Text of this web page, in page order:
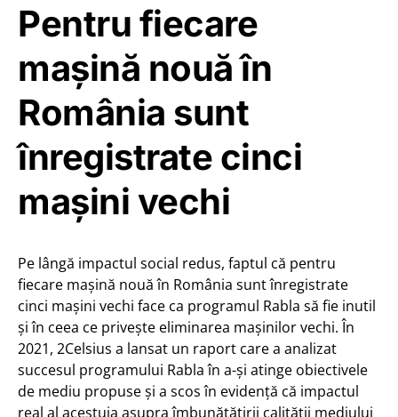
Pentru fiecare
mașină nouă în
România sunt
înregistrate cinci
mașini vechi
Pe lângă impactul social redus, faptul că pentru
fiecare mașină nouă în România sunt înregistrate
cinci mașini vechi face ca programul Rabla să fie inutil
și în ceea ce privește eliminarea mașinilor vechi. În
2021, 2Celsius a lansat un raport care a analizat
succesul programului Rabla în a-și atinge obiectivele
de mediu propuse și a scos în evidență că impactul
real al acestuia asupra îmbunătățirii calității mediului